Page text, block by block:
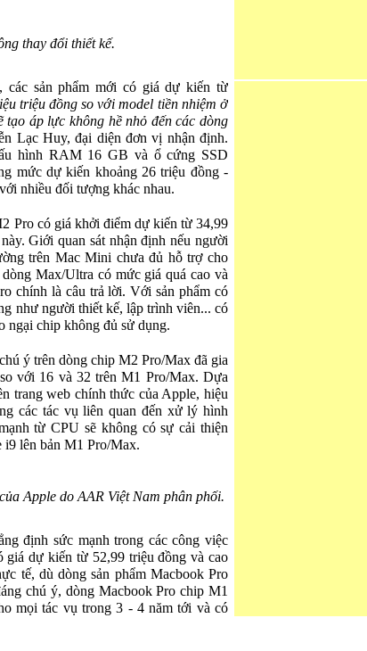
thay đổi thiết kế.
các sản phẩm mới có giá dự kiến từ
triệu đồng so với model tiền nhiệm ở
áp lực không hề nhỏ đến các dòng
Lạc Huy, đại diện đơn vị nhận định.
hình RAM 16 GB và ổ cứng SSD
mức dự kiến khoảng 26 triệu đồng -
nhiều đối tượng khác nhau.
Pro có giá khởi điểm dự kiến từ 34,99
Giới quan sát nhận định nếu người
trên Mac Mini chưa đủ hỗ trợ cho
Max/Ultra có mức giá quá cao và
chính là câu trả lời. Với sản phẩm có
như người thiết kế, lập trình viên... có
ngại chip không đủ sử dụng.
ý trên dòng chip M2 Pro/Max đã gia
với 16 và 32 trên M1 Pro/Max. Dựa
trang web chính thức của Apple, hiệu
các tác vụ liên quan đến xử lý hình
từ CPU sẽ không có sự cải thiện
lên bản M1 Pro/Max.
Apple do AAR Việt Nam phân phối.
định sức mạnh trong các công việc
giá dự kiến từ 52,99 triệu đồng và cao
tế, dù dòng sản phẩm Macbook Pro
chú ý, dòng Macbook Pro chip M1
mọi tác vụ trong 3 - 4 năm tới và có